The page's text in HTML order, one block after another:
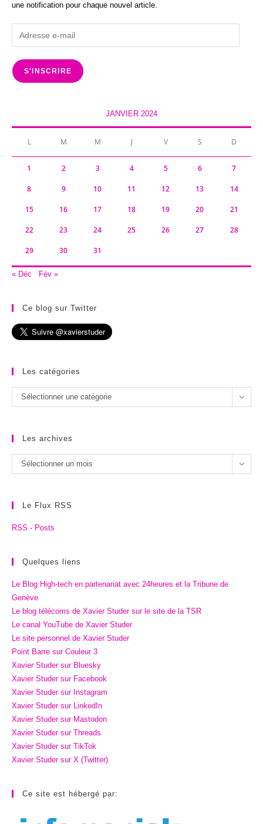
une notification pour chaque nouvel article.
Adresse
e-
mail
S'INSCRIRE
JANVIER 2024
L M M J V S D
1 2 3 4 5 6 7
8 9 10 11 12 13 14
15 16 17 18 19 20 21
22 23 24 25 26 27 28
29 30 31
« Déc Fév »
Ce blog sur Twitter
Les catégories
Les
catégories
Sélectionner une catégorie
Les archives
Les
archives
Sélectionner un mois
Le Flux RSS
RSS - Posts
Quelques liens
Le Blog High-tech en partenariat avec 24heures et la Tribune de
Genève
Le blog télécoms de Xavier Studer sur le site de la TSR
Le canal YouTube de Xavier Studer
Le site personnel de Xavier Studer
Point Barre sur Couleur 3
Xavier Studer sur Bluesky
Xavier Studer sur Facebook
Xavier Studer sur Instagram
Xavier Studer sur LinkedIn
Xavier Studer sur Mastodon
Xavier Studer sur Threads
Xavier Studer sur TikTok
Xavier Studer sur X (Twitter)
Ce site est hébergé par: